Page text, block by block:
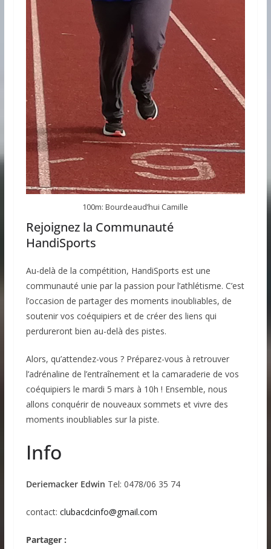
100m: Bourdeaud’hui Camille
Rejoignez la Communauté
HandiSports
Au-delà de la compétition, HandiSports est une
communauté unie par la passion pour l’athlétisme. C’est
l’occasion de partager des moments inoubliables, de
soutenir vos coéquipiers et de créer des liens qui
perdureront bien au-delà des pistes.
Alors, qu’attendez-vous ? Préparez-vous à retrouver
l’adrénaline de l’entraînement et la camaraderie de vos
coéquipiers le mardi 5 mars à 10h ! Ensemble, nous
allons conquérir de nouveaux sommets et vivre des
moments inoubliables sur la piste.
Info
Deriemacker Edwin Tel: 0478/06 35 74
contact: clubacdcinfo@gmail.com
Partager :